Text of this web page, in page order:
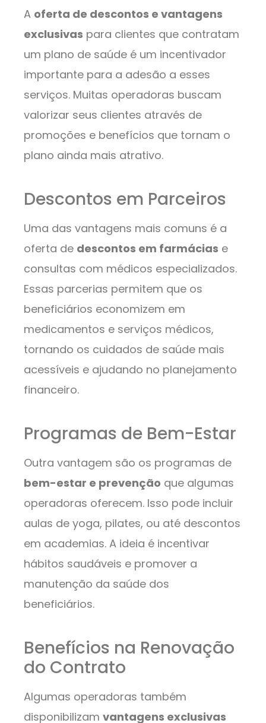
A oferta de descontos e vantagens
exclusivas para clientes que contratam
um plano de saúde é um incentivador
importante para a adesão a esses
serviços. Muitas operadoras buscam
valorizar seus clientes através de
promoções e benefícios que tornam o
plano ainda mais atrativo.
Descontos em Parceiros
Uma das vantagens mais comuns é a
oferta de descontos em farmácias e
consultas com médicos especializados.
Essas parcerias permitem que os
beneficiários economizem em
medicamentos e serviços médicos,
tornando os cuidados de saúde mais
acessíveis e ajudando no planejamento
financeiro.
Programas de Bem-Estar
Outra vantagem são os programas de
bem-estar e prevenção que algumas
operadoras oferecem. Isso pode incluir
aulas de yoga, pilates, ou até descontos
em academias. A ideia é incentivar
hábitos saudáveis e promover a
manutenção da saúde dos
beneficiários.
Benefícios na Renovação
do Contrato
Algumas operadoras também
disponibilizam vantagens exclusivas